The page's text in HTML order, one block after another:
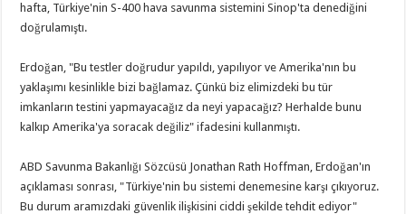
hafta, Türkiye'nin S-400 hava savunma sistemini Sinop'ta denediğini
doğrulamıştı.
Erdoğan, "Bu testler doğrudur yapıldı, yapılıyor ve Amerika'nın bu
yaklaşımı kesinlikle bizi bağlamaz. Çünkü biz elimizdeki bu tür
imkanların testini yapmayacağız da neyi yapacağız? Herhalde bunu
kalkıp Amerika'ya soracak değiliz" ifadesini kullanmıştı.
ABD Savunma Bakanlığı Sözcüsü Jonathan Rath Hoffman, Erdoğan'ın
açıklaması sonrası, "Türkiye'nin bu sistemi denemesine karşı çıkıyoruz.
Bu durum aramızdaki güvenlik ilişkisini ciddi şekilde tehdit ediyor"